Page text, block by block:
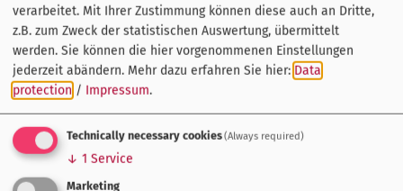
verarbeitet. Mit Ihrer Zustimmung können diese auch an Dritte,
z.B. zum Zweck der statistischen Auswertung, übermittelt
werden. Sie können die hier vorgenommenen Einstellungen
jederzeit abändern. Mehr dazu erfahren Sie hier: Data
protection / Impressum.
Technically necessary cookies(Always required)
↓ 1 Service
Marketing